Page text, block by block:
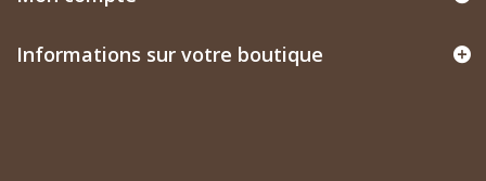
Informations sur votre boutique